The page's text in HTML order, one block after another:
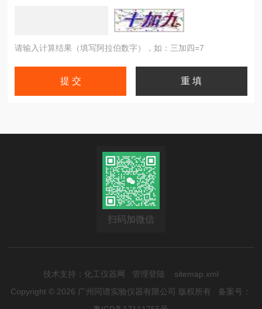
请输入计算结果（填写阿拉伯数字），如：三加四=7
扫码加微信
技术支持： 化工仪器网 管理登陆
sitemap.xml
Copyright © 2026 广州同谱实验仪器有限公司 版权所有 备案号：